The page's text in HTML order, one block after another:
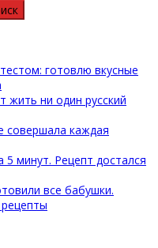
готовлю вкусные
жить ни один русский
совершала каждая
5 минут. Рецепт достался
все бабушки.